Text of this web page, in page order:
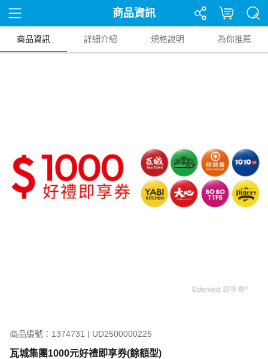
商品資訊
商品資訊 詳細介紹 規格說明 為你推薦
商品編號：1374731 | UD2500000225
瓦城集團1000元好禮即享券(餘額型)